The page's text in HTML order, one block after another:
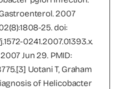
2007
25. doi:
j.1572-0241.2007.01393.x.
Jun 29. PMID:
Uotani T, Graham
of Helicobacter